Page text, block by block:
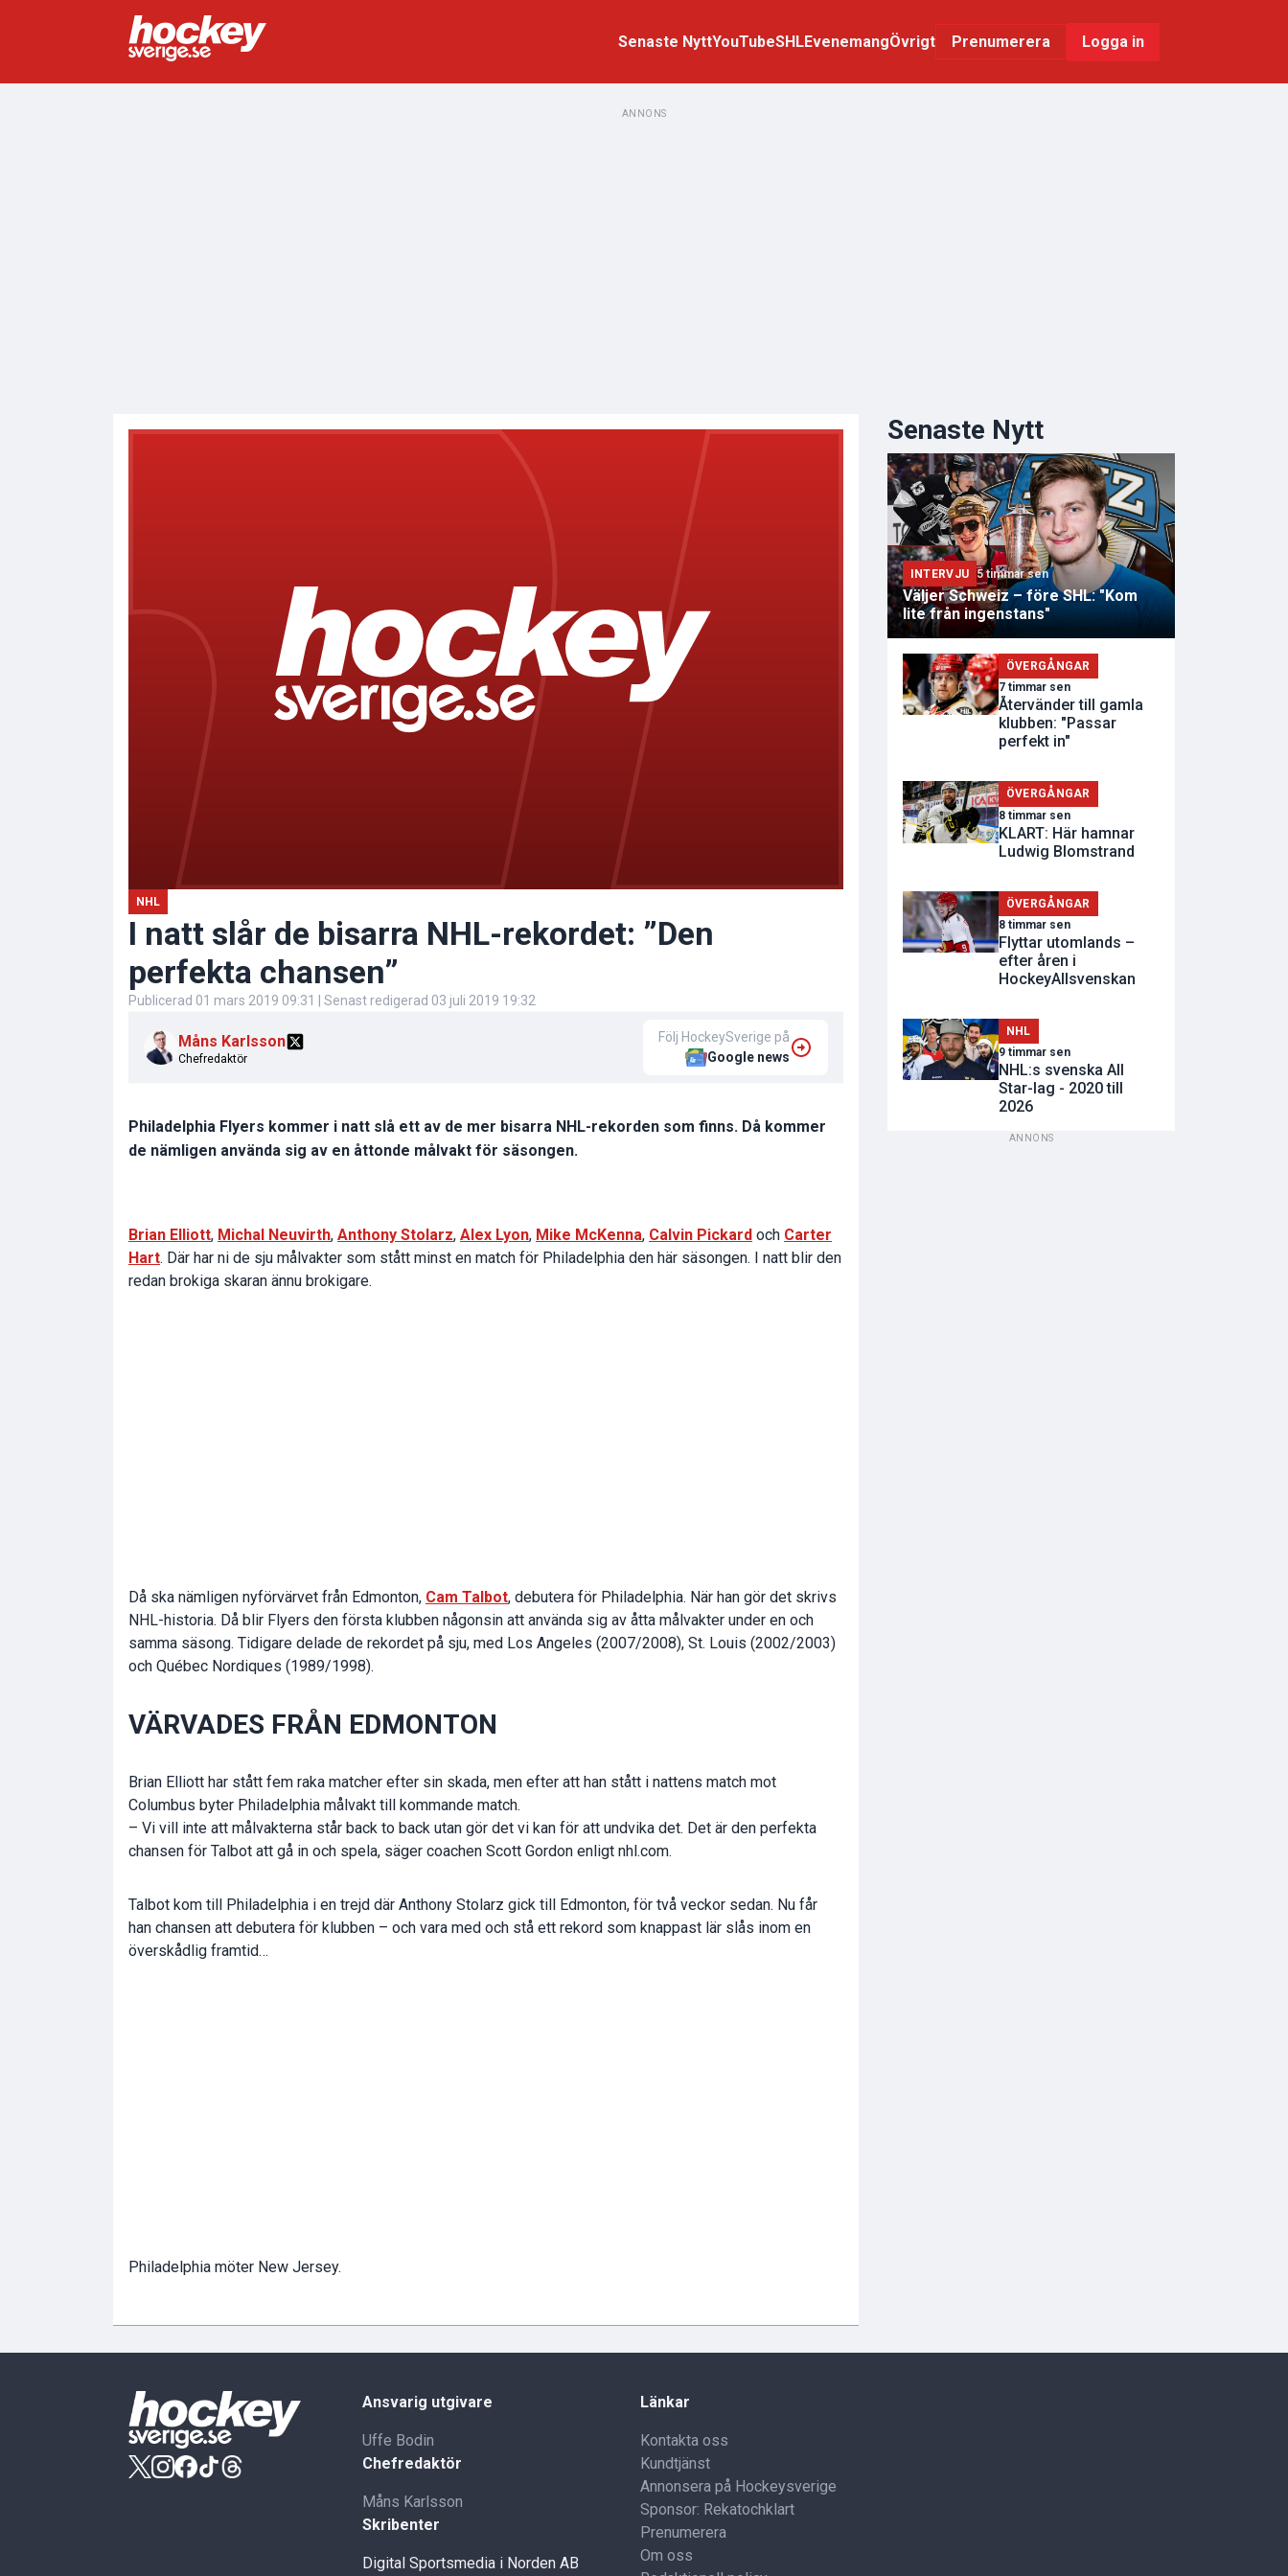
Senaste NyttYouTubeSHLEvenemangÖvrigt Prenumerera Logga in
ANNONS
NHL
I natt slår de bisarra NHL-rekordet: ”Den
perfekta chansen”
Publicerad 01 mars 2019 09:31 | Senast redigerad 03 juli 2019 19:32
Måns Karlsson
Chefredaktör
Följ HockeySverige på
Google news
Philadelphia Flyers kommer i natt slå ett av de mer bisarra NHL-rekorden som finns. Då kommer
de nämligen använda sig av en åttonde målvakt för säsongen.
Brian Elliott, Michal Neuvirth, Anthony Stolarz, Alex Lyon, Mike McKenna, Calvin Pickard och Carter
Hart. Där har ni de sju målvakter som stått minst en match för Philadelphia den här säsongen. I natt blir den
redan brokiga skaran ännu brokigare.
Då ska nämligen nyförvärvet från Edmonton, Cam Talbot, debutera för Philadelphia. När han gör det skrivs
NHL-historia. Då blir Flyers den första klubben någonsin att använda sig av åtta målvakter under en och
samma säsong. Tidigare delade de rekordet på sju, med Los Angeles (2007/2008), St. Louis (2002/2003)
och Québec Nordiques (1989/1998).
VÄRVADES FRÅN EDMONTON
Brian Elliott har stått fem raka matcher efter sin skada, men efter att han stått i nattens match mot
Columbus byter Philadelphia målvakt till kommande match.
– Vi vill inte att målvakterna står back to back utan gör det vi kan för att undvika det. Det är den perfekta
chansen för Talbot att gå in och spela, säger coachen Scott Gordon enligt nhl.com.
Talbot kom till Philadelphia i en trejd där Anthony Stolarz gick till Edmonton, för två veckor sedan. Nu får
han chansen att debutera för klubben – och vara med och stå ett rekord som knappast lär slås inom en
överskådlig framtid…
Philadelphia möter New Jersey.
Senaste Nytt
INTERVJU 5 timmar sen
Väljer Schweiz – före SHL: "Kom
lite från ingenstans"
ÖVERGÅNGAR
7 timmar sen
Återvänder till gamla
klubben: "Passar
perfekt in"
ÖVERGÅNGAR
8 timmar sen
KLART: Här hamnar
Ludwig Blomstrand
ÖVERGÅNGAR
8 timmar sen
Flyttar utomlands –
efter åren i
HockeyAllsvenskan
NHL
9 timmar sen
NHL:s svenska All
Star-lag - 2020 till
2026
ANNONS
Ansvarig utgivare
Uffe Bodin
Chefredaktör
Måns Karlsson
Skribenter
Digital Sportsmedia i Norden AB
Länkar
Kontakta oss
Kundtjänst
Annonsera på Hockeysverige
Sponsor: Rekatochklart
Prenumerera
Om oss